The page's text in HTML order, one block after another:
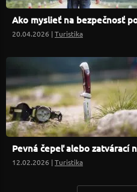
Ako myslieť na bezpečnosť
20.04.2026 |Turistika
Pevná čepeľ alebo zatvárací
12.02.2026 |Turistika